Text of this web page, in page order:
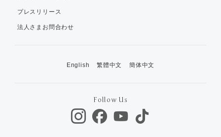
プレスリリース
法人さまお問合わせ
English 繁體中文 簡体中文
Follow Us